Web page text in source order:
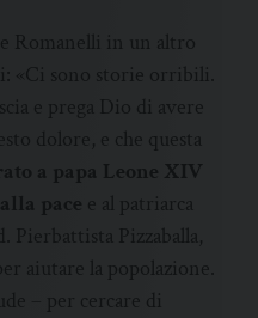
Romanelli in un altro
«Ci sono storie orribili.
e prega Dio di avere
dolore, e che questa
a papa Leone XIV
pace
e al patriarca
Pierbattista Pizzaballa,
aiutare la popolazione.
– per cercare di